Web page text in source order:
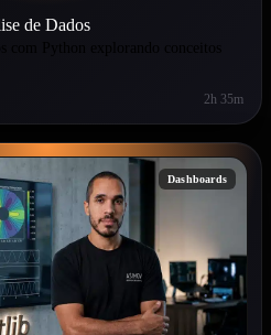
de Dados
com Python explorando conceitos
2h 35m
Dashboards